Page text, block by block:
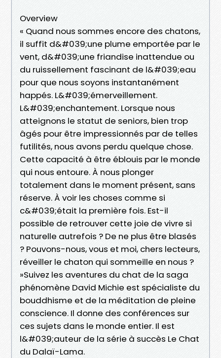
Overview
« Quand nous sommes encore des chatons,
il suffit d&#039;une plume emportée par le
vent, d&#039;une friandise inattendue ou
du ruissellement fascinant de l&#039;eau
pour que nous soyons instantanément
happés. L&#039;émerveillement.
L&#039;enchantement. Lorsque nous
atteignons le statut de seniors, bien trop
âgés pour être impressionnés par de telles
futilités, nous avons perdu quelque chose.
Cette capacité à être éblouis par le monde
qui nous entoure. À nous plonger
totalement dans le moment présent, sans
réserve. À voir les choses comme si
c&#039;était la première fois. Est-il
possible de retrouver cette joie de vivre si
naturelle autrefois ? De ne plus être blasés
? Pouvons-nous, vous et moi, chers lecteurs,
réveiller le chaton qui sommeille en nous ?
»Suivez les aventures du chat de la saga
phénomène David Michie est spécialiste du
bouddhisme et de la méditation de pleine
conscience. Il donne des conférences sur
ces sujets dans le monde entier. Il est
l&#039;auteur de la série à succès Le Chat
du Dalaï-Lama.